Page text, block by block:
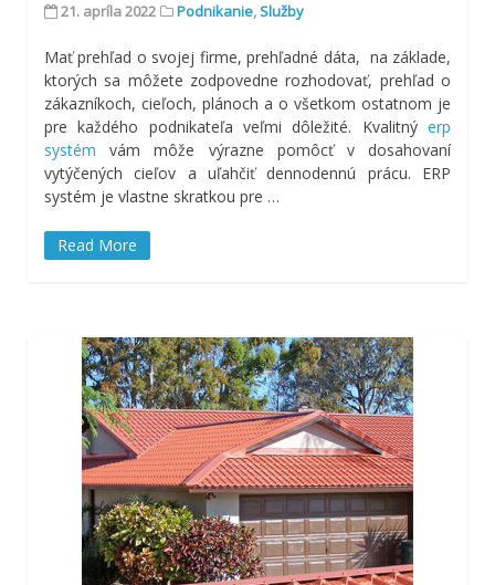
21. apríla 2022 Podnikanie,Služby
Mať prehľad o svojej firme, prehľadné dáta, na základe,
ktorých sa môžete zodpovedne rozhodovať, prehľad o
zákazníkoch, cieľoch, plánoch a o všetkom ostatnom je
pre každého podnikateľa veľmi dôležité. Kvalitný erp
systém vám môže výrazne pomôcť v dosahovaní
vytýčených cieľov a uľahčiť dennodennú prácu. ERP
systém je vlastne skratkou pre …
Read More